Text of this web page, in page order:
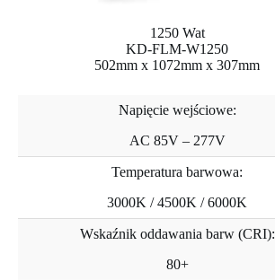
1250 Wat
KD-FLM-W1250
502mm x 1072mm x 307mm
Napięcie wejściowe:
AC 85V – 277V
Temperatura barwowa:
3000K / 4500K / 6000K
Wskaźnik oddawania barw (CRI):
80+